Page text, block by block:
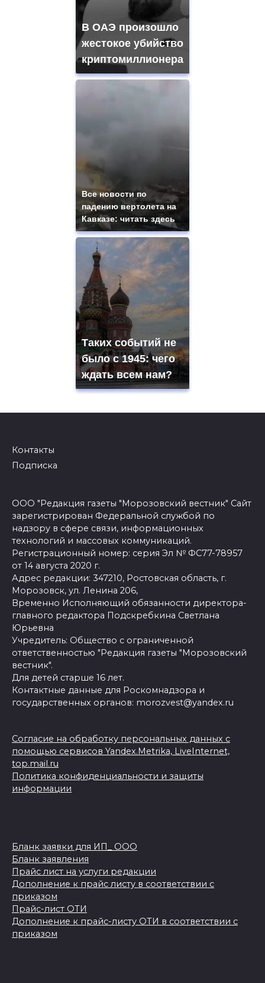
В ОАЭ произошло
жестокое убийство
криптомиллионера
Все новости по
падению вертолета на
Кавказе: читать здесь
Таких событий не
было с 1945: чего
ждать всем нам?
Контакты
Подписка
ООО "Редакция газеты "Морозовский вестник" Сайт
зарегистрирован Федеральной службой по
надзору в сфере связи, информационных
технологий и массовых коммуникаций.
Регистрационный номер: серия Эл № ФС77-78957
от 14 августа 2020 г.
Адрес редакции: 347210, Ростовская область, г.
Морозовск, ул. Ленина 206,
Временно Исполняющий обязанности директора-
главного редактора Подскребкина Светлана
Юрьевна
Учредитель: Общество с ограниченной
ответственностью "Редакция газеты "Морозовский
вестник".
Для детей старше 16 лет.
Контактные данные для Роскомнадзора и
государственных органов: morozvest@yandex.ru
Согласие на обработку персональных данных с
помощью сервисов Yandex.Metrika, LiveInternet,
top.mail.ru
Политика конфиденциальности и защиты
информации
Бланк заявки для ИП_ ООО
Бланк заявления
Прайс лист на услуги редакции
Дополнение к прайс листу в соответствии с
приказом
Прайс-лист ОТИ
Дополнение к прайс-листу ОТИ в соответствии с
приказом